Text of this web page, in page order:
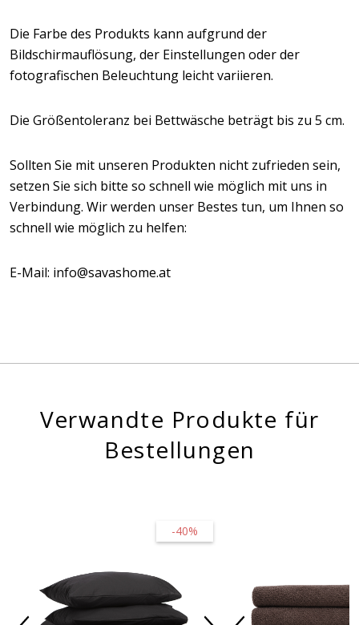
Die Farbe des Produkts kann aufgrund der
Bildschirmauflösung, der Einstellungen oder der
fotografischen Beleuchtung leicht variieren.
Die Größentoleranz bei Bettwäsche beträgt bis zu 5 cm.
Sollten Sie mit unseren Produkten nicht zufrieden sein,
setzen Sie sich bitte so schnell wie möglich mit uns in
Verbindung. Wir werden unser Bestes tun, um Ihnen so
schnell wie möglich zu helfen:
E-Mail: info@savashome.at
Verwandte Produkte für
Bestellungen
-40%